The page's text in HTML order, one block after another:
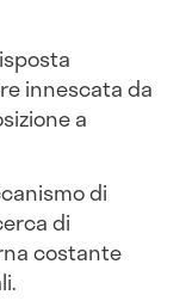
innescata da
a
di
di
costante